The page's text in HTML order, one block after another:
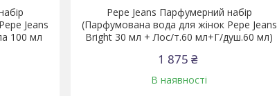
Jeans
100 мл
Pepe Jeans Парфумерний набір
(Парфумована вода для жінок Pepe Jeans
Bright 30 мл + Лоc/т.60 мл+Г/душ.60 мл)
1 875 ₴
В наявності